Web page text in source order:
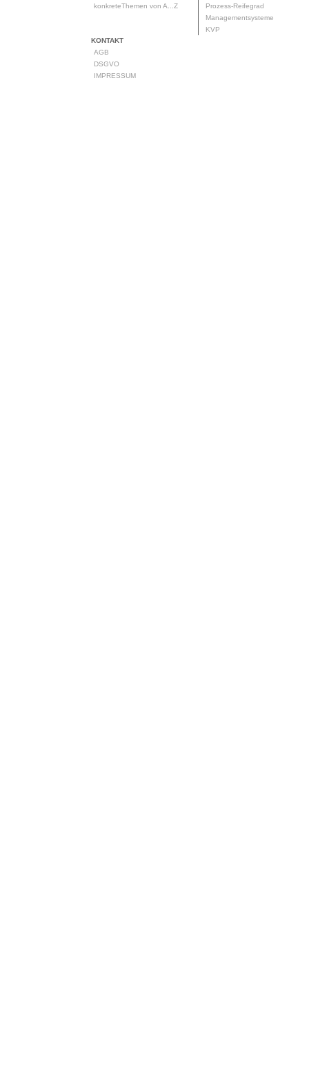
konkreteThemen von A...Z
Prozess-Reifegrad
Managementsysteme
KVP
KONTAKT
AGB
DSGVO
IMPRESSUM